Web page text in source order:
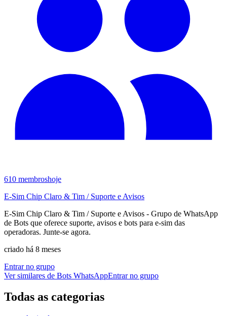
610 membroshoje
E‑Sim Chip Claro & Tim / Suporte e Avisos
E‑Sim Chip Claro & Tim / Suporte e Avisos - Grupo de WhatsApp
de Bots que oferece suporte, avisos e bots para e‑sim das
operadoras. Junte‑se agora.
criado há 8 meses
Entrar no grupo
Ver similares de Bots WhatsAppEntrar no grupo
Todas as categorias